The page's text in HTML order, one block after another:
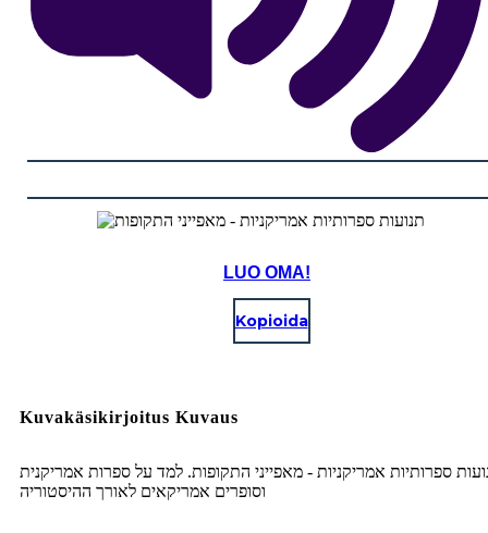
LUO OMA!
Kopioida
Kuvakäsikirjoitus Kuvaus
ספרותיות אמריקניות - מאפייני התקופות. למד על ספרות אמריקנית
וסופרים אמריקאים לאורך ההיסטוריה